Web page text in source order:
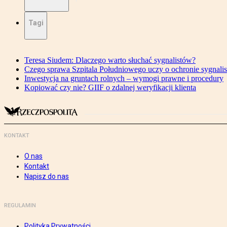
Tagi
Teresa Siudem: Dlaczego warto słuchać sygnalistów?
Czego sprawa Szpitala Południowego uczy o ochronie
Inwestycja na gruntach rolnych – wymogi prawne i procedury
Kopiować czy nie? GIIF o zdalnej weryfikacji klienta
KONTAKT
O nas
Kontakt
Napisz do nas
REGULAMIN